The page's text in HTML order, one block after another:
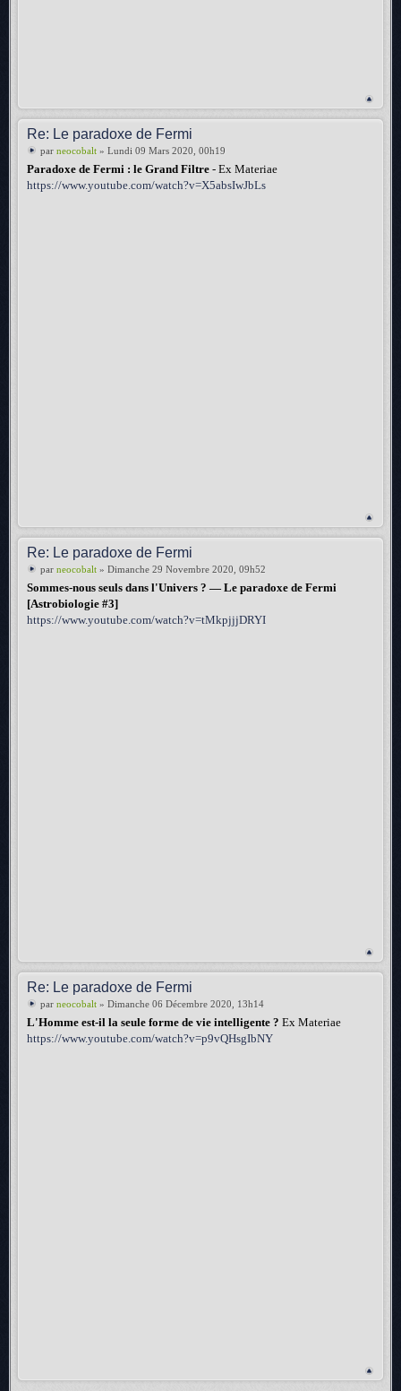
Re: Le paradoxe de Fermi
par neocobalt » Lundi 09 Mars 2020, 00h19
Paradoxe de Fermi : le Grand Filtre - Ex Materiae
https://www.youtube.com/watch?v=X5absIwJbLs
Re: Le paradoxe de Fermi
par neocobalt » Dimanche 29 Novembre 2020, 09h52
Sommes-nous seuls dans l'Univers ? — Le paradoxe de Fermi
[Astrobiologie #3]
https://www.youtube.com/watch?v=tMkpjjjDRYI
Re: Le paradoxe de Fermi
par neocobalt » Dimanche 06 Décembre 2020, 13h14
L'Homme est-il la seule forme de vie intelligente ? Ex Materiae
https://www.youtube.com/watch?v=p9vQHsgIbNY